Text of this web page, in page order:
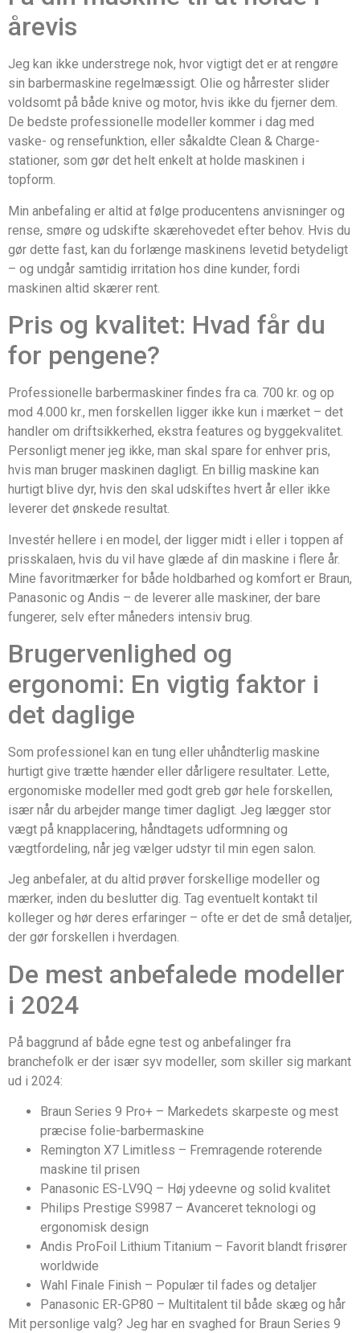
årevis
Jeg kan ikke understrege nok, hvor vigtigt det er at rengøre
sin barbermaskine regelmæssigt. Olie og hårrester slider
voldsomt på både knive og motor, hvis ikke du fjerner dem.
De bedste professionelle modeller kommer i dag med
vaske- og rensefunktion, eller såkaldte Clean & Charge-
stationer, som gør det helt enkelt at holde maskinen i
topform.
Min anbefaling er altid at følge producentens anvisninger og
rense, smøre og udskifte skærehovedet efter behov. Hvis du
gør dette fast, kan du forlænge maskinens levetid betydeligt
– og undgår samtidig irritation hos dine kunder, fordi
maskinen altid skærer rent.
Pris og kvalitet: Hvad får du
for pengene?
Professionelle barbermaskiner findes fra ca. 700 kr. og op
mod 4.000 kr., men forskellen ligger ikke kun i mærket – det
handler om driftsikkerhed, ekstra features og byggekvalitet.
Personligt mener jeg ikke, man skal spare for enhver pris,
hvis man bruger maskinen dagligt. En billig maskine kan
hurtigt blive dyr, hvis den skal udskiftes hvert år eller ikke
leverer det ønskede resultat.
Investér hellere i en model, der ligger midt i eller i toppen af
prisskalaen, hvis du vil have glæde af din maskine i flere år.
Mine favoritmærker for både holdbarhed og komfort er Braun,
Panasonic og Andis – de leverer alle maskiner, der bare
fungerer, selv efter måneders intensiv brug.
Brugervenlighed og
ergonomi: En vigtig faktor i
det daglige
Som professionel kan en tung eller uhåndterlig maskine
hurtigt give trætte hænder eller dårligere resultater. Lette,
ergonomiske modeller med godt greb gør hele forskellen,
især når du arbejder mange timer dagligt. Jeg lægger stor
vægt på knapplacering, håndtagets udformning og
vægtfordeling, når jeg vælger udstyr til min egen salon.
Jeg anbefaler, at du altid prøver forskellige modeller og
mærker, inden du beslutter dig. Tag eventuelt kontakt til
kolleger og hør deres erfaringer – ofte er det de små detaljer,
der gør forskellen i hverdagen.
De mest anbefalede modeller
i 2024
På baggrund af både egne test og anbefalinger fra
branchefolk er der især syv modeller, som skiller sig markant
ud i 2024:
Braun Series 9 Pro+ – Markedets skarpeste og mest
præcise folie-barbermaskine
Remington X7 Limitless – Fremragende roterende
maskine til prisen
Panasonic ES-LV9Q – Høj ydeevne og solid kvalitet
Philips Prestige S9987 – Avanceret teknologi og
ergonomisk design
Andis ProFoil Lithium Titanium – Favorit blandt frisører
worldwide
Wahl Finale Finish – Populær til fades og detaljer
Panasonic ER-GP80 – Multitalent til både skæg og hår
Mit personlige valg? Jeg har en svaghed for Braun Series 9